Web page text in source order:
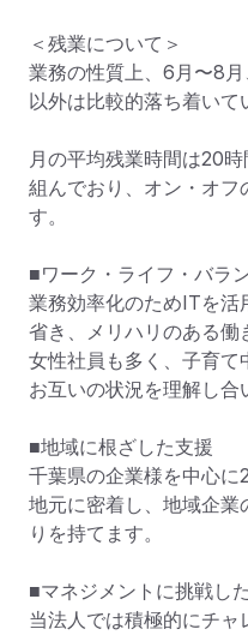
＜残業について＞
業務の性質上、6月〜8
以外は比較的落ち着いて
月の平均残業時間は20
組んでおり、オン・オフ
す。
■ワーク・ライフ・バラ
業務効率化のためITを活
省き、メリハリのある働
女性社員も多く、子育て
お互いの状況を理解し合
■地域に根ざした支援
千葉県の企業様を中心に
地元に密着し、地域企業
りを持てます。
■マネジメントに挑戦し
当法人では積極的にチ